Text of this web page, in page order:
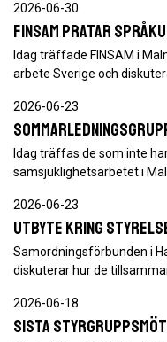
2026-06-30
FINSAM pratar
Idag träffade FINSAM i
arbete Sverige och
2026-06-23
Idag träffas de som inte
samsjuklighetsarbetet i
2026-06-23
Utbyte kring
Samordningsförbunden i
diskuterar hur de
2026-06-18
Sista